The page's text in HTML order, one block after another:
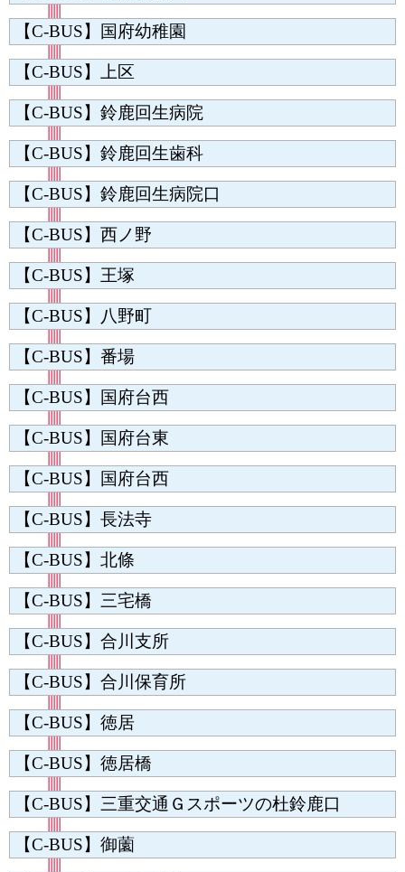
【C-BUS】国府幼稚園
【C-BUS】上区
【C-BUS】鈴鹿回生病院
【C-BUS】鈴鹿回生歯科
【C-BUS】鈴鹿回生病院口
【C-BUS】西ノ野
【C-BUS】王塚
【C-BUS】八野町
【C-BUS】番場
【C-BUS】国府台西
【C-BUS】国府台東
【C-BUS】国府台西
【C-BUS】長法寺
【C-BUS】北條
【C-BUS】三宅橋
【C-BUS】合川支所
【C-BUS】合川保育所
【C-BUS】徳居
【C-BUS】徳居橋
【C-BUS】三重交通Ｇスポーツの杜鈴鹿口
【C-BUS】御薗